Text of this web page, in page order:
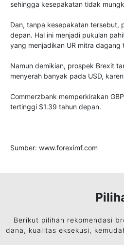
sehingga kesepakatan tidak
Dan, tanpa kesepakatan tersebut,
depan. Hal ini menjadi pukulan
yang menjadikan UR mitra dagang
Namun demikian, prospek Brexit
menyerah banyak pada USD,
Commerzbank memperkirakan
tertinggi $1.39 tahun depan.
Sumber: www.foreximf.com
Berikut pilihan rekomendasi
dana, kualitas eksekusi,